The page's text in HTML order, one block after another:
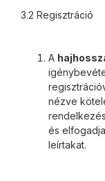
3.2 Regisztráció
A
nézve
és
leírtakat.